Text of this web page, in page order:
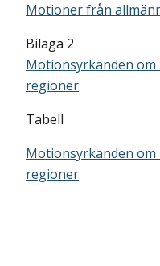
Motioner från
Bilaga 2
Motionsyrkanden om
regioner
Tabell
Motionsyrkanden om
regioner